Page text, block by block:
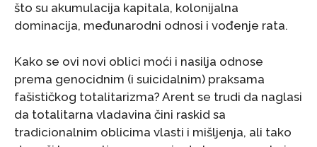
što su akumulacija kapitala, kolonijalna
dominacija, međunarodni odnosi i vođenje rata.
Kako se ovi novi oblici moći i nasilja odnose
prema genocidnim (i suicidalnim) praksama
fašističkog totalitarizma? Arent se trudi da naglasi
da totalitarna vladavina čini raskid sa
tradicionalnim oblicima vlasti i mišljenja, ali tako